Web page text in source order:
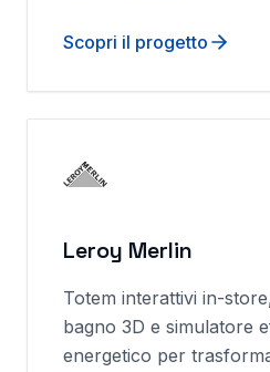
Scopri il progetto
Leroy Merlin
Totem interattivi in-
bagno 3D e simulatore
energetico per